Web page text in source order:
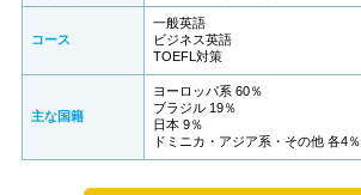
コース
一般英語
ビジネス英語
TOEFL対策
主な国籍
ヨーロッパ系 60％
ブラジル 19％
日本 9％
ドミニカ・アジア系・その他 各4％